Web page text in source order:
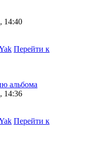
14:40
Перейти к
альбома
14:36
Перейти к